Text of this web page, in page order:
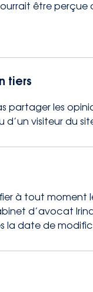
être
tiers
les
visiteur du
à tout moment
d’avocat
la date de